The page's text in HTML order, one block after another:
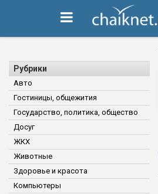
Рубрики
Авто
Гостиницы, общежития
Государство, политика, общество
Досуг
ЖКХ
Животные
Здоровье и красота
Компьютеры